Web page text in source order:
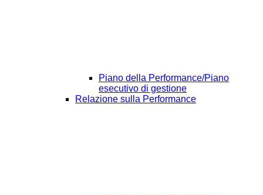
Piano della Performance/Piano
esecutivo di gestione
Relazione sulla Performance